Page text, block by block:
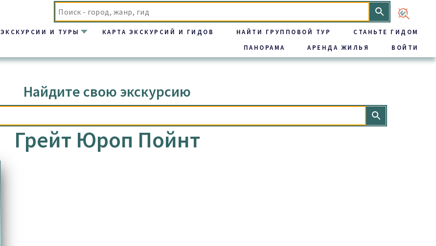
ЭКСКУРСИИ И ТУРЫ КАРТА ЭКСКУРСИЙ И ГИДОВ НАЙТИ ГРУППОВОЙ ТУР
СТАНЬТЕ ГИДОМ
ПАНОРАМА
АРЕНДА ЖИЛЬЯ ВОЙТИ
Найдите свою экскурсию
Грейт Юроп Пойнт